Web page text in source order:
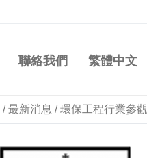
聯絡我們 繁體中文
/最新消息 /環保工程行業參觀